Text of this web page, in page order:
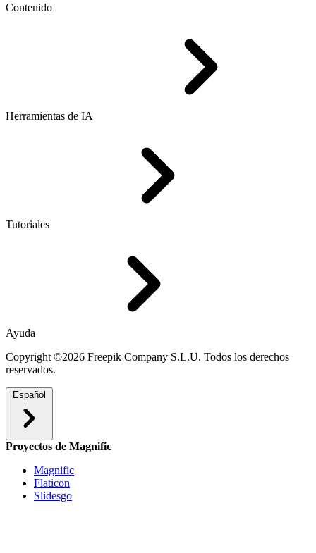
Contenido
Herramientas de IA
Tutoriales
Ayuda
Copyright ©2026 Freepik Company S.L.U. Todos los derechos
reservados.
Español
Proyectos de Magnific
Magnific
Flaticon
Slidesgo